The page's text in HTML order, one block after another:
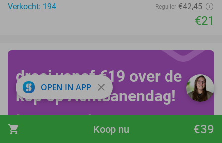
shopping_cart €39
Koop nu
Verkocht: 194
Regulier €42,45
€21
draai vanaf €19 over de
kop op Achtbanendag!
OPEN IN APP close